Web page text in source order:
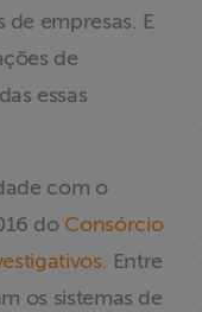
de empresas. E
de
essas
com o
do Consórcio
Entre
os sistemas de